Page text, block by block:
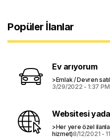
Popüler İlanlar
Ev arıyorum
>Emlak / Devren
3/29/2022 - 1:37 PM
Websitesi
>Her yere özel
hizmet)8/12/2021 -